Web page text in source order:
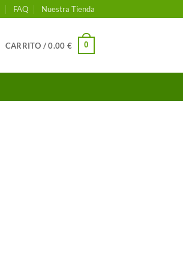
FAQ Nuestra Tienda
CARRITO /0.00 € 0